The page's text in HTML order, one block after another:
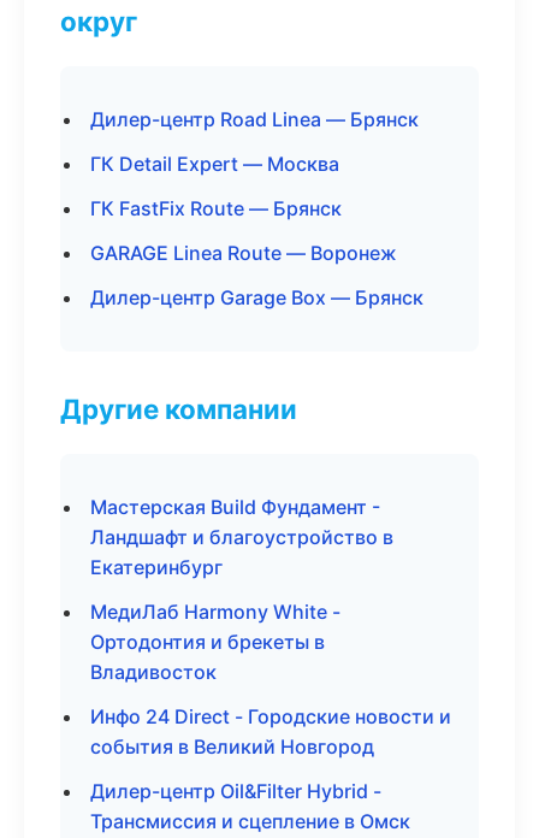
округ
Дилер-центр Road Linea — Брянск
ГК Detail Expert — Москва
ГК FastFix Route — Брянск
GARAGE Linea Route — Воронеж
Дилер-центр Garage Box — Брянск
Другие компании
Мастерская Build Фундамент -
Ландшафт и благоустройство в
Екатеринбург
МедиЛаб Harmony White -
Ортодонтия и брекеты в
Владивосток
Инфо 24 Direct - Городские новости и
события в Великий Новгород
Дилер-центр Oil&Filter Hybrid -
Трансмиссия и сцепление в Омск